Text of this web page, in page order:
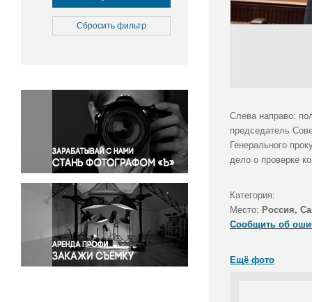
Культура
Медицина
Окружающая среда
Политика
Правосудие
Происшествия и конфликты
Религия
Светская жизнь
Спорт
Экология
Экономика и бизнес
Сбросить фильтр
Слева направо:
председатель
Генерального
дело о проверке
Категория:
Место: Россия,
Сообщить об
Ещё фото